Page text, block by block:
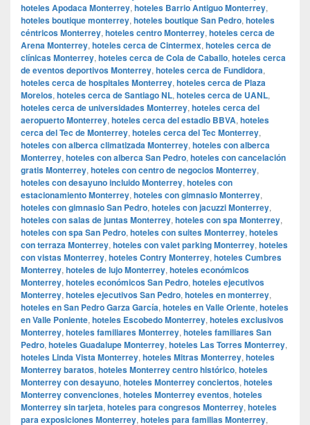
hoteles Apodaca Monterrey, hoteles Barrio Antiguo Monterrey,
hoteles boutique monterrey, hoteles boutique San Pedro, hoteles
céntricos Monterrey, hoteles centro Monterrey, hoteles cerca de
Arena Monterrey, hoteles cerca de Cintermex, hoteles cerca de
clínicas Monterrey, hoteles cerca de Cola de Caballo, hoteles cerca
de eventos deportivos Monterrey, hoteles cerca de Fundidora,
hoteles cerca de hospitales Monterrey, hoteles cerca de Plaza
Morelos, hoteles cerca de Santiago NL, hoteles cerca de UANL,
hoteles cerca de universidades Monterrey, hoteles cerca del
aeropuerto Monterrey, hoteles cerca del estadio BBVA, hoteles
cerca del Tec de Monterrey, hoteles cerca del Tec Monterrey,
hoteles con alberca climatizada Monterrey, hoteles con alberca
Monterrey, hoteles con alberca San Pedro, hoteles con cancelación
gratis Monterrey, hoteles con centro de negocios Monterrey,
hoteles con desayuno incluido Monterrey, hoteles con
estacionamiento Monterrey, hoteles con gimnasio Monterrey,
hoteles con gimnasio San Pedro, hoteles con jacuzzi Monterrey,
hoteles con salas de juntas Monterrey, hoteles con spa Monterrey,
hoteles con spa San Pedro, hoteles con suites Monterrey, hoteles
con terraza Monterrey, hoteles con valet parking Monterrey, hoteles
con vistas Monterrey, hoteles Contry Monterrey, hoteles Cumbres
Monterrey, hoteles de lujo Monterrey, hoteles económicos
Monterrey, hoteles económicos San Pedro, hoteles ejecutivos
Monterrey, hoteles ejecutivos San Pedro, hoteles en monterrey,
hoteles en San Pedro Garza García, hoteles en Valle Oriente, hoteles
en Valle Poniente, hoteles Escobedo Monterrey, hoteles exclusivos
Monterrey, hoteles familiares Monterrey, hoteles familiares San
Pedro, hoteles Guadalupe Monterrey, hoteles Las Torres Monterrey,
hoteles Linda Vista Monterrey, hoteles Mitras Monterrey, hoteles
Monterrey baratos, hoteles Monterrey centro histórico, hoteles
Monterrey con desayuno, hoteles Monterrey conciertos, hoteles
Monterrey convenciones, hoteles Monterrey eventos, hoteles
Monterrey sin tarjeta, hoteles para congresos Monterrey, hoteles
para exposiciones Monterrey, hoteles para familias Monterrey,